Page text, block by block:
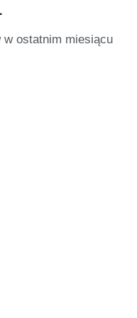
ostatnim miesiącu